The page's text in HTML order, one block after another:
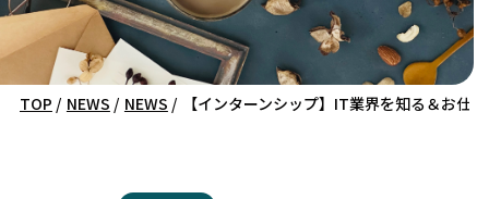
TOP / NEWS / NEWS / 【インターンシップ】IT業界を知る＆お仕